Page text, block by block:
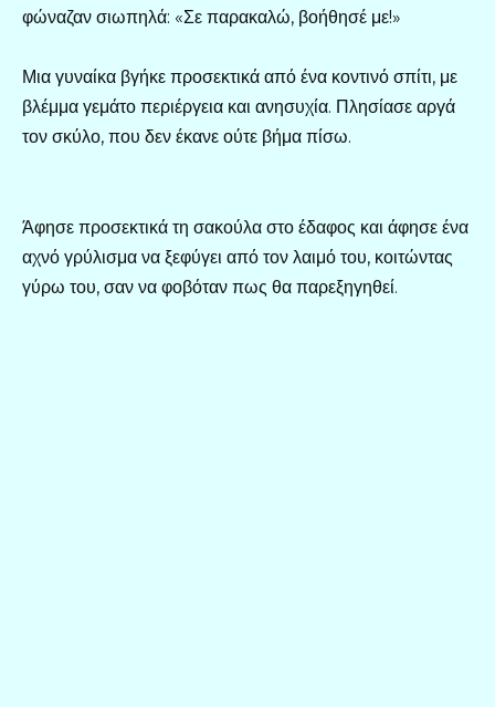
φώναζαν σιωπηλά: «Σε παρακαλώ, βοήθησέ με!»
Μια γυναίκα βγήκε προσεκτικά από ένα κοντινό σπίτι, με
βλέμμα γεμάτο περιέργεια και ανησυχία. Πλησίασε αργά
τον σκύλο, που δεν έκανε ούτε βήμα πίσω.
Άφησε προσεκτικά τη σακούλα στο έδαφος και άφησε ένα
αχνό γρύλισμα να ξεφύγει από τον λαιμό του, κοιτώντας
γύρω του, σαν να φοβόταν πως θα παρεξηγηθεί.